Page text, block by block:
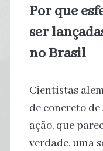
Por que
ser
no Brasil
Cientistas
de concreto
ação, que
verdade, uma